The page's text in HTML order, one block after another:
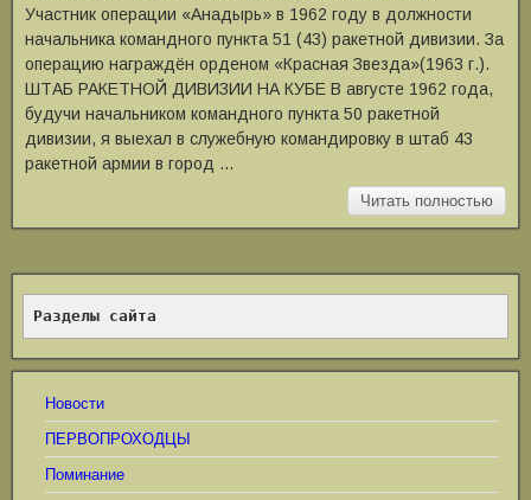
Участник операции «Анадырь» в 1962 году в должности
начальника командного пункта 51 (43) ракетной дивизии. За
операцию награждён орденом «Красная Звезда»(1963 г.).
ШТАБ РАКЕТНОЙ ДИВИЗИИ НА КУБЕ В августе 1962 года,
будучи начальником командного пункта 50 ракетной
дивизии, я выехал в служебную командировку в штаб 43
ракетной армии в город …
Читать полностью
Разделы сайта
Новости
ПЕРВОПРОХОДЦЫ
Поминание